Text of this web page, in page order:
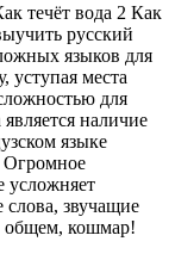
течёт вода 2 Как
русский
языков для
уступая места
для
наличие
языке
Огромное
усложняет
слова, звучащие
общем, кошмар!